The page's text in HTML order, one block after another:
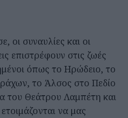
οι συναυλίες και οι
επιστρέφουν στις ζωές
όπως το Ηρώδειο, το
το Άλσος στο Πεδίο
του Θεάτρου Λαμπέτη και
να μας